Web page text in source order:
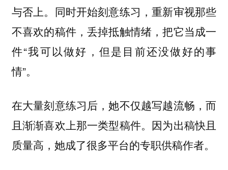
与否上。同时开始刻意练习，重新审视那些
不喜欢的稿件，丢掉抵触情绪，把它当成一
件“我可以做好，但是目前还没做好的事
情”。
在大量刻意练习后，她不仅越写越流畅，而
且渐渐喜欢上那一类型稿件。因为出稿快且
质量高，她成了很多平台的专职供稿作者。